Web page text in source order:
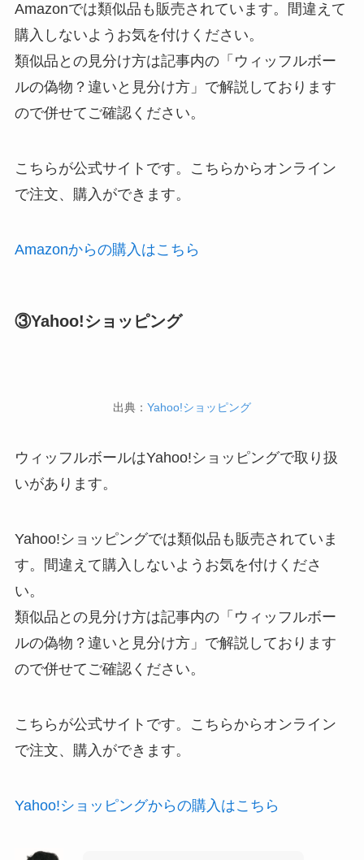
Amazonでは類似品も販売されています。間違えて
購入しないようお気を付けください。
類似品との見分け方は記事内の「ウィッフルボー
ルの偽物？違いと見分け方」で解説しております
ので併せてご確認ください。
こちらが公式サイトです。こちらからオンライン
で注文、購入ができます。
Amazonからの購入はこちら
③Yahoo!ショッピング
出典： Yahoo!ショッピング
ウィッフルボールはYahoo!ショッピングで取り扱
いがあります。
Yahoo!ショッピングでは類似品も販売されていま
す。間違えて購入しないようお気を付けくださ
い。
類似品との見分け方は記事内の「ウィッフルボー
ルの偽物？違いと見分け方」で解説しております
ので併せてご確認ください。
こちらが公式サイトです。こちらからオンライン
で注文、購入ができます。
Yahoo!ショッピングからの購入はこちら